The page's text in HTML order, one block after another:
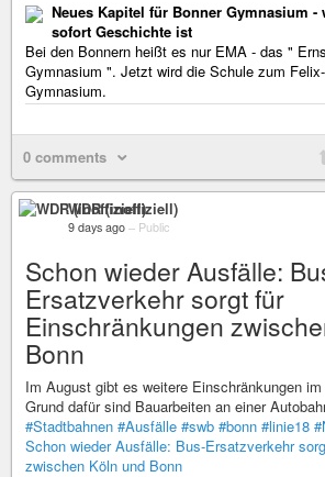
Neues Kapitel für Bonner Gymnasium -
sofort Geschichte ist
Bei den Bonnern heißt es nur EMA - das "
Gymnasium ". Jetzt wird die Schule zum
Gymnasium.
0 comments
WDR (inoffiziell)
9 days ago – Public
Schon wieder Ausfälle:
Ersatzverkehr sorgt für
Einschränkungen
Bonn
Im August gibt es weitere Einschränkungen im
Grund dafür sind Bauarbeiten an einer
#Stadtbahnen #Ausfälle #swb #bonn #linie18
Schon wieder Ausfälle: Bus-Ersatzverkehr
zwischen Köln und Bonn